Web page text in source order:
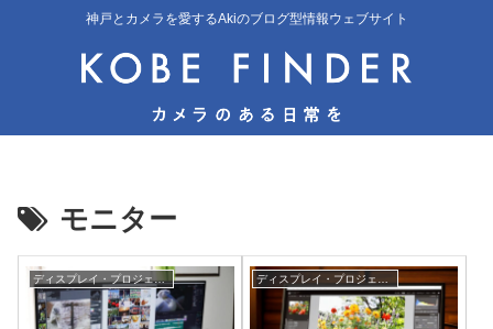
神戸とカメラを愛するAkiのブログ型情報ウェブサイト
モニター
ディスプレイ・プロジェクター